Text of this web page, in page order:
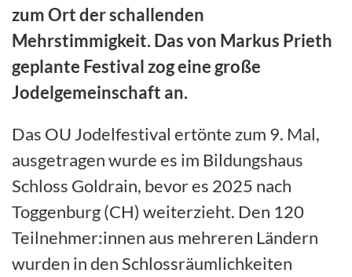
zum Ort der schallenden
Mehrstimmigkeit. Das von Markus Prieth
geplante Festival zog eine große
Jodelgemeinschaft an.
Das OU Jodelfestival ertönte zum 9. Mal,
ausgetragen wurde es im Bildungshaus
Schloss Goldrain, bevor es 2025 nach
Toggenburg (CH) weiterzieht. Den 120
Teilnehmer:innen aus mehreren Ländern
wurden in den Schlossräumlichkeiten